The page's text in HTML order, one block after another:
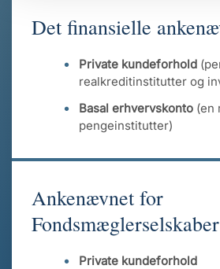
Det finansielle
Private kundeforhold
realkreditinstitutter og
Basal erhvervskonto (en
pengeinstitutter)
Ankenævnet for
Fondsmæglerselskaber
Private kundeforhold